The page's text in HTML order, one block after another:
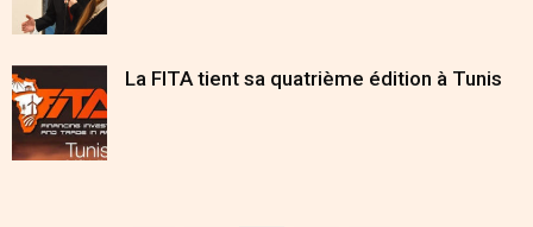
La FITA tient sa quatrième édition à Tunis